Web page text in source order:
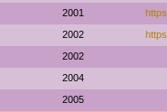
2001
2002
2002
2004
2005